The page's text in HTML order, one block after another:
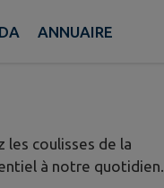
ANNUAIRE
les coulisses de la
à notre quotidien.